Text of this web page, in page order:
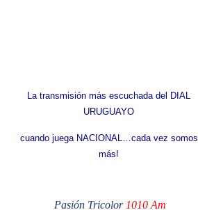
La transmisión más escuchada del DIAL
URUGUAYO
cuando juega NACIONAL…cada vez somos
más!
Pasión Tricolor 1010 Am